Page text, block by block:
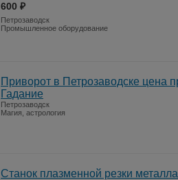
600 ₽
Петрозаводск
Промышленное оборудование
Приворот в Петрозаводске цена
Гадание
Петрозаводск
Магия, астрология
Станок плазменной резки металла